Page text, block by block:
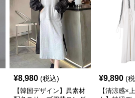
¥8,980 (税込)
【韓国デザイン】異素材
¥9,890 (
【清涼感×